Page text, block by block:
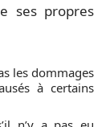
ses propres
les dommages
à certains